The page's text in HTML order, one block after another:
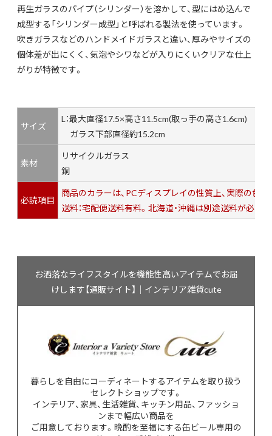
再生ガラスのパイプ（シリンダー）を溶かして、型にはめ込んで
成型する「シリンダー成型」と呼ばれる製法を使っています。
吹きガラスなどのハンドメイドガラスと違い、厚みやサイズの
個体差が出にくく、気泡やシワなどが入りにくいクリアな仕上
がりが特徴です。
サイズ
L：最大直径17.5×高さ11.5cm(取っ手の高さ1.6cm)
ガラス下部直径約15.2cm
素材
リサイクルガラス
銅
必読項目
商品のカラーは、PCディスプレイの性質上、実際の色
送料：宅配便送料有料。北海道・沖縄は別途送料が必要
お洒落なライフスタイルを機能性高いアイテムでお届
けします【通販サイト】｜インテリア雑貨cute
暮らしを自由にコーディネートするアイテムを取り扱う
セレクトショップです。
インテリア、家具、生活雑貨、キッチン用品、ファッショ
ンまで幅広い商品を
ご用意しております。晩酌を至福にする缶ビール専用の